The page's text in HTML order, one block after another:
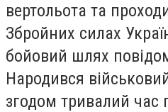
вертольота та
Збройних силах
бойовий шлях
Народився
згодом тривалий час